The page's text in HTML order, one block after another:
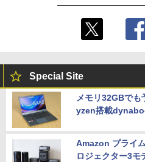
Special Site
メモリ32GBでも
yzen搭載
Amazon プライ
ロジェクター3モ